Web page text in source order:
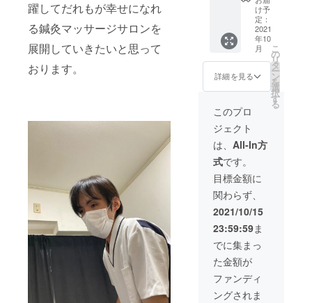
躍してだれもが幸せになれ
る鍼灸マッサージサロンを
展開していきたいと思って
おります。
差がご
ざいま
すこと
を予め
ご了承
くださ
い。』
コース
60分
30回分
施術無
料券
（有効
期限：
2021年
10月〜
2023年
9月）
※『法令
に基づ
く医
療、診
療行為
ではご
ざいま
せん。
効果に
は個人
差がご
ざいま
すこと
を予め
ご了承
くださ
け予
定：
2021
年10
月
詳細を見る
こ
の
リ
タ
ー
ン
を
選
択
す
る
このプロ
ジェクト
は、 All-In方
式です。
目標金額に
関わらず、
2021/10/15
23:59:59ま
でに集まっ
た金額が
ファンディ
ングされま